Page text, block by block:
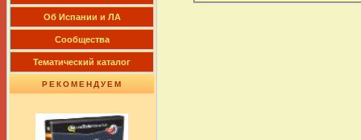
Об Испании и ЛА
Сообщества
Тематический каталог
РЕКОМЕНДУЕМ